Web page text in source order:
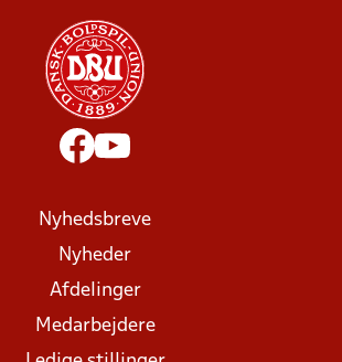
Nyhedsbreve
Nyheder
Afdelinger
Medarbejdere